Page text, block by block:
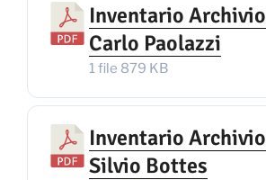
Inventario Archivio
Carlo Paolazzi
1 file 879 KB
Inventario Archivio
Silvio Bottes